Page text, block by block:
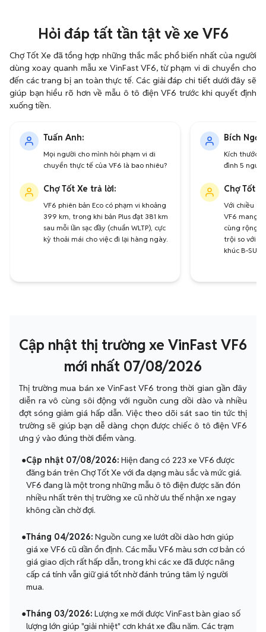
Hỏi đáp tất tần tật về xe VF6
Chợ Tốt Xe đã tổng hợp những thắc mắc phổ biến nhất của người
dùng xoay quanh mẫu xe VinFast VF6, từ phạm vi di chuyển cho
đến các trang bị an toàn thực tế. Các giải đáp chi tiết dưới đây sẽ
giúp bạn hiểu rõ hơn về mẫu ô tô điện VF6 trước khi quyết định
xuống tiền.
Tuấn Anh:
Mọi người cho mình hỏi phạm vi di
chuyển thực tế của VF6 là bao nhiêu?
Chợ Tốt Xe trả lời:
VF6 phiên bản Eco có phạm vi khoảng
399 km, trong khi bản Plus đạt 381 km
sau mỗi lần sạc đầy (chuẩn WLTP), cực
kỳ thoải mái cho việc đi lại hàng ngày.
Bích Ngọc:
Kích thước
đình 5 người
Chợ Tốt
Với chiều
VF6 mang
cùng rộng
trội so với
khúc B-SUV.
Cập nhật thị trường xe VinFast VF6
mới nhất 07/08/2026
Thị trường mua bán xe VinFast VF6 trong thời gian gần đây
diễn ra vô cùng sôi động với nguồn cung dồi dào và nhiều
đợt sóng giảm giá hấp dẫn. Việc theo dõi sát sao tin tức thị
trường sẽ giúp bạn dễ dàng chọn được chiếc ô tô điện VF6
ưng ý vào đúng thời điểm vàng.
●Cập nhật 07/08/2026: Hiện đang có 223 xe VF6 được
đăng bán trên Chợ Tốt Xe với đa dạng màu sắc và mức giá.
VF6 đang là một trong những mẫu ô tô điện được săn đón
nhiều nhất trên thị trường xe cũ nhờ ưu thế nhận xe ngay
không cần chờ đợi.
●Tháng 04/2026: Nguồn cung xe lướt dồi dào hơn giúp
giá xe VF6 cũ dần ổn định. Các mẫu VF6 màu sơn cơ bản có
giá giao dịch rất hấp dẫn, trong khi các xe đã được nâng
cấp cá tính vẫn giữ giá tốt nhờ đánh trúng tâm lý người
mua.
●Tháng 03/2026: Lượng xe mới được VinFast bàn giao số
lượng lớn giúp "giải nhiệt" cơn khát xe đầu năm. Các trạm